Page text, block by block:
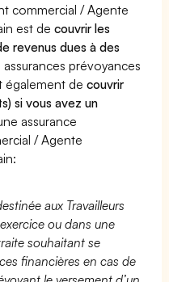
commercial / Agente
est decouvrir les
revenus dues à des
assurances prévoyances
également decouvrir
si vous avez un
assurance
/ Agente
aux Travailleurs
ou dans une
souhaitant se
financières en cas de